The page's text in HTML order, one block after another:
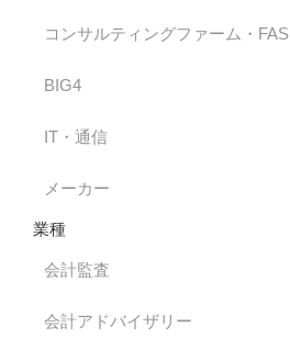
コンサルティングファーム・FAS
BIG4
IT・通信
メーカー
業種
会計監査
会計アドバイザリー